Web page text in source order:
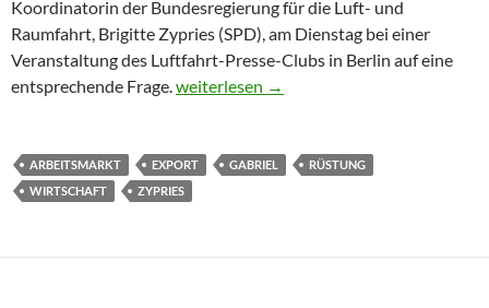
Koordinatorin der Bundesregierung für die Luft- und
Raumfahrt, Brigitte Zypries (SPD), am Dienstag bei einer
Veranstaltung des Luftfahrt-Presse-Clubs in Berlin auf eine
entsprechende Frage. Zypries: Müssen bei restriktivem
weiterlesen →
ARBEITSMARKT EXPORT GABRIEL
RÜSTUNG
WIRTSCHAFT
ZYPRIES